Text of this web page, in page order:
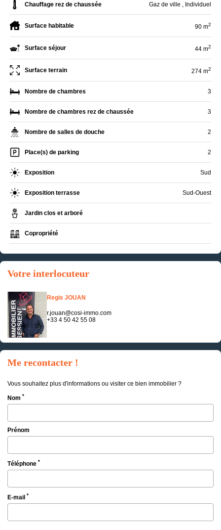
Chauffage rez de chaussée Gaz de ville , Individuel
Surface habitable 90 m2
Surface séjour 44 m2
Surface terrain 274 m2
Nombre de chambres 3
Nombre de chambres rez de chaussée 3
Nombre de salles de douche 2
Place(s) de parking 2
Exposition Sud
Exposition terrasse Sud-Ouest
Jardin clos et arboré
Copropriété
Votre interlocuteur
Regis JOUAN
r.jouan@cosi-immo.com
+33 4 50 42 55 08
Me recontacter !
Vous souhaitez plus d'informations ou visiter ce bien immobilier ?
Nom *
Prénom
Téléphone *
E-mail *